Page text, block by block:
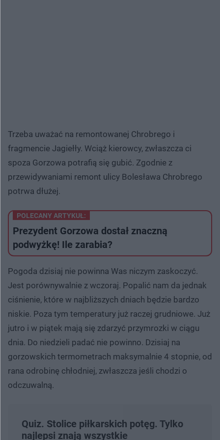
Trzeba uważać na remontowanej Chrobrego i
fragmencie Jagiełły. Wciąż kierowcy, zwłaszcza ci
spoza Gorzowa potrafią się gubić. Zgodnie z
przewidywaniami remont ulicy Bolesława Chrobrego
potrwa dłużej.
POLECANY ARTYKUŁ:
Prezydent Gorzowa dostał znaczną
podwyżkę! Ile zarabia?
Pogoda dzisiaj nie powinna Was niczym zaskoczyć.
Jest porównywalnie z wczoraj. Popalić nam da jednak
ciśnienie, które w najbliższych dniach będzie bardzo
niskie. Poza tym temperatury już raczej grudniowe. Już
jutro i w piątek mają się zdarzyć przymrozki w ciągu
dnia. Do niedzieli padać nie powinno. Dzisiaj na
gorzowskich termometrach maksymalnie 4 stopnie, od
rana odrobinę chłodniej, zwłaszcza jeśli chodzi o
odczuwalną.
Quiz. Stolice piłkarskich potęg. Tylko
najlepsi znają wszystkie